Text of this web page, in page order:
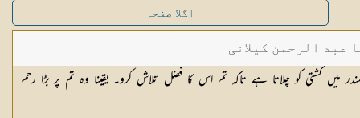
اگلا صفحہ
عبد الرحمن کیلانی
میں کشتی کو چلاتا ہے تاکہ تم اس کا فضل تلاش کرو۔ یقینا وہ تم پر بڑا رحم